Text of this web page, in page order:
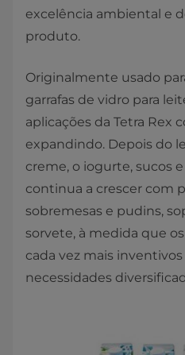
excelência ambiental e
produto.
Originalmente usado
garrafas de vidro para
aplicações da Tetra Rex
expandindo. Depois do
creme, o iogurte, sucos
continua a crescer com
sobremesas e pudins,
sorvete, à medida que
cada vez mais
necessidades